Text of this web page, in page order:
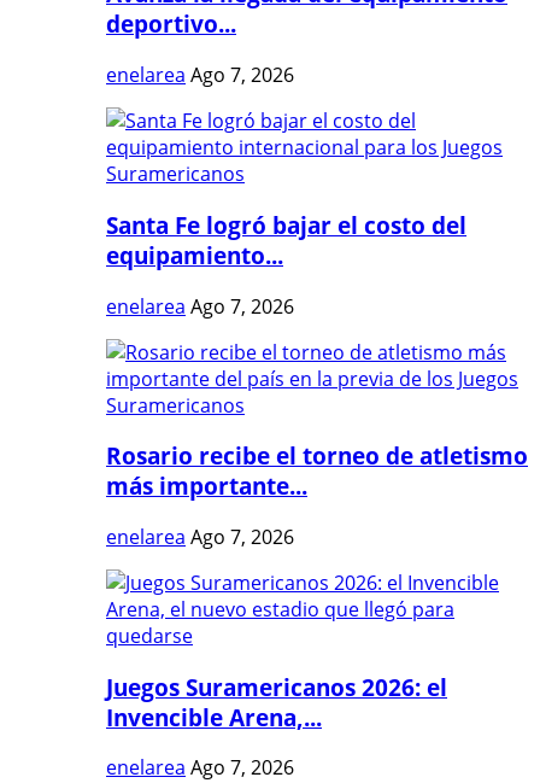
deportivo...
enelarea Ago 7, 2026
Santa Fe logró bajar el costo del
equipamiento...
enelarea Ago 7, 2026
Rosario recibe el torneo de atletismo
más importante...
enelarea Ago 7, 2026
Juegos Suramericanos 2026: el
Invencible Arena,...
enelarea Ago 7, 2026